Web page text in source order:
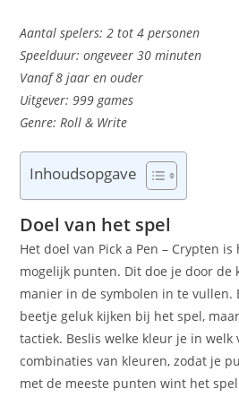
Aantal spelers: 2 tot 4 personen
Speelduur: ongeveer 30 minuten
Vanaf 8 jaar en ouder
Uitgever: 999 games
Genre: Roll & Write
Inhoudsopgave
Doel van het spel
Het doel van Pick a Pen – Crypten
mogelijk punten. Dit doe je door de
manier in de symbolen in te vullen.
beetje geluk kijken bij het spel,
tactiek. Beslis welke kleur je in welk
combinaties van kleuren, zodat je
met de meeste punten wint het